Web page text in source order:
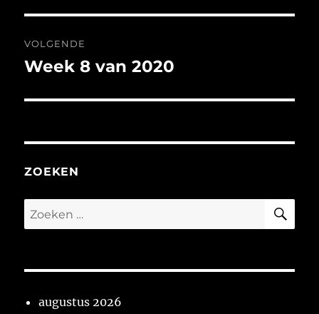
VOLGENDE
Volgend
Week 8 van 2020
ZOEKEN
Zoeken
naar:
augustus 2026